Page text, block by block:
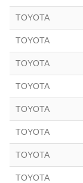
TOYOTA
TOYOTA
TOYOTA
TOYOTA
TOYOTA
TOYOTA
TOYOTA
TOYOTA